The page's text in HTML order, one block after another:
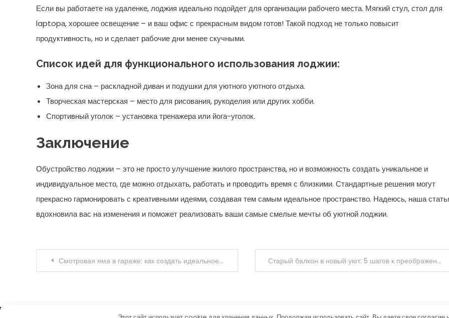
Если вы работаете на удаленке, лоджия идеально подойдет для организации рабочего места. Мягкий стул, стол для
laptopа, хорошее освещение – и ваш офис с прекрасным видом готов! Такой подход не только повысит
продуктивность, но и сделает рабочие дни менее скучными.
Список идей для функционального использования лоджии:
Зона для сна – раскладной диван и подушки для уютного уютного отдыха.
Творческая мастерская – место для рисования, рукоделия или других хобби.
Спортивный уголок – установка тренажера или йога-уголок.
Заключение
Обустройство лоджии – это не просто улучшение жилого пространства, но и возможность создать уникальное и
индивидуальное место, где можно отдыхать, работать и проводить время с близкими. Стандартные решения могут
прекрасно гармонировать с креативными идеями, создавая тем самым идеальное пространство. Надеюсь, наша
вдохновила вас на изменения и поможет реализовать ваши самые смелые мечты об уютной лоджии.
Навигация по записям
Смотровая яма в гараже: как создать идеальное место для ремонта и ухода за автомобилем? Старый балкон в новый уют: 5 шагов к преображению вашего пространства